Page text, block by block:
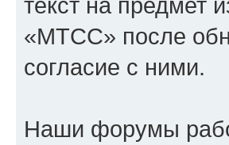
«МТСС» после
согласие с ними.
Наши форумы